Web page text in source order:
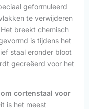
geformuleerd
te verwijderen
breekt chemisch
is tijdens het
staal eronder bloot
gecreëerd voor het
cortenstaal voor
is het meest